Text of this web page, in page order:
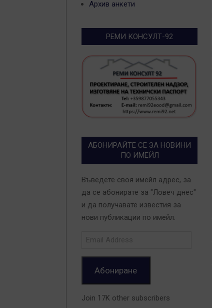
Архив анкети
РЕМИ КОНСУЛТ-92
АБОНИРАЙТЕ СЕ ЗА НОВИНИ
ПО ИМЕЙЛ
Въведете своя имейл адрес, за
да се абонирате за "Ловеч днес"
и да получавате известия за
нови публикации по имейл.
Абониране
Join 17K other subscribers